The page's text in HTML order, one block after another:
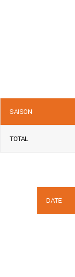
SAISON
TOTAL
DATE